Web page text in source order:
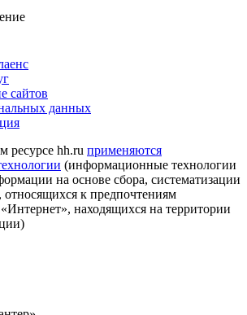
сайтов
данных
ресурсе hh.ru применяются
(информационные технологии
на основе сбора, систематизации
относящихся к предпочтениям
«Интернет», находящихся на территории